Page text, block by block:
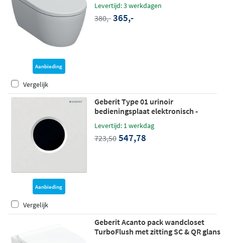
Aanbieding
Levertijd: 3 werkdagen
380,- 365,-
Vergelijk
Aanbieding
Geberit Type 01 urinoir
bedieningsplaat elektronisch -
batterijvoeding - glans wit
Levertijd: 1 werkdag
723,50 547,78
Vergelijk
Geberit Acanto pack wandcloset
TurboFlush met zitting SC & QR glans